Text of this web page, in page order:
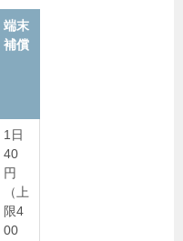
端末
補償
1日
40
円
（上
限4
00